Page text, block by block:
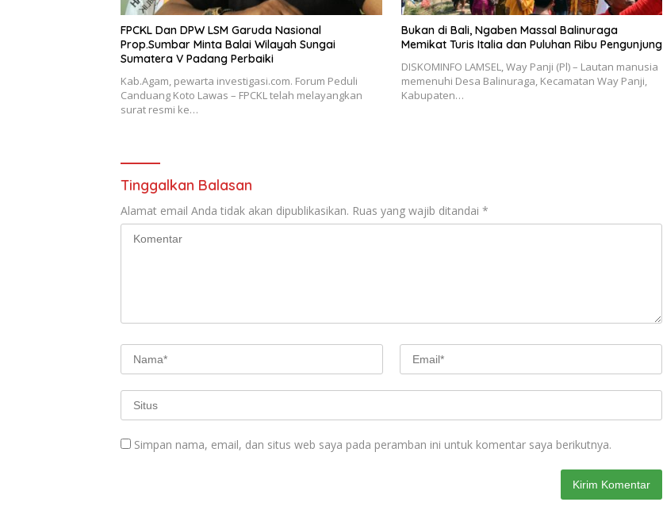
FPCKL Dan DPW LSM Garuda Nasional
Prop.Sumbar Minta Balai Wilayah Sungai
Sumatera V Padang Perbaiki
Kab.Agam, pewarta investigasi.com. Forum Peduli
Canduang Koto Lawas – FPCKL telah melayangkan
surat resmi ke…
Bukan di Bali, Ngaben Massal Balinuraga
Memikat Turis Italia dan Puluhan Ribu Pengunjung
DISKOMINFO LAMSEL, Way Panji (Pl) – Lautan manusia
memenuhi Desa Balinuraga, Kecamatan Way Panji,
Kabupaten…
Tinggalkan Balasan
Alamat email Anda tidak akan dipublikasikan. Ruas yang wajib ditandai *
Simpan nama, email, dan situs web saya pada peramban ini untuk komentar saya berikutnya.